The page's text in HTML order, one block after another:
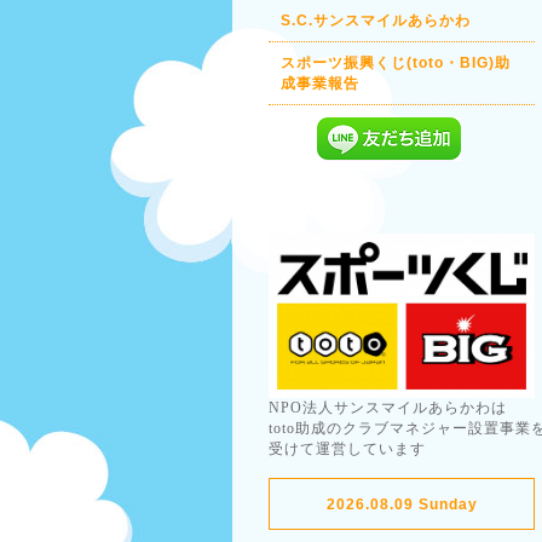
S.C.サンスマイルあらかわ
スポーツ振興くじ(toto・BIG)助
成事業報告
NPO法人サンスマイルあらかわは
toto助成のクラブマネジャー設置事業
受けて運営しています
2026.08.09 Sunday